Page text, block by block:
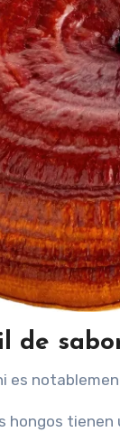
de
es
hongos tienen